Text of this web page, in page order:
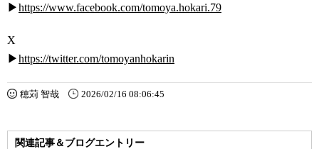
▶https://www.facebook.com/tomoya.hokari.79
X
▶https://twitter.com/tomoyanhokarin
穂苅 智哉 2026/02/16 08:06:45
関連記事＆ブログエントリー